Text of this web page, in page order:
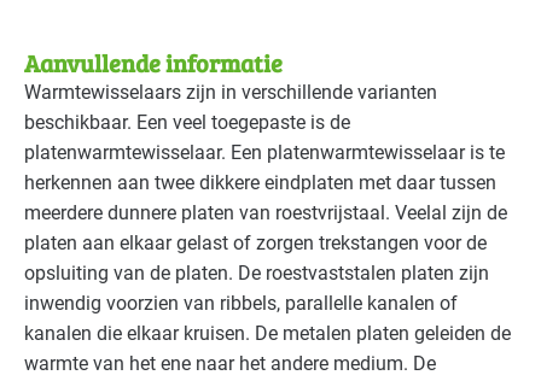
Aanvullende informatie
Warmtewisselaars zijn in verschillende varianten
beschikbaar. Een veel toegepaste is de
platenwarmtewisselaar. Een platenwarmtewisselaar is te
herkennen aan twee dikkere eindplaten met daar tussen
meerdere dunnere platen van roestvrijstaal. Veelal zijn de
platen aan elkaar gelast of zorgen trekstangen voor de
opsluiting van de platen. De roestvaststalen platen zijn
inwendig voorzien van ribbels, parallelle kanalen of
kanalen die elkaar kruisen. De metalen platen geleiden de
warmte van het ene naar het andere medium. De